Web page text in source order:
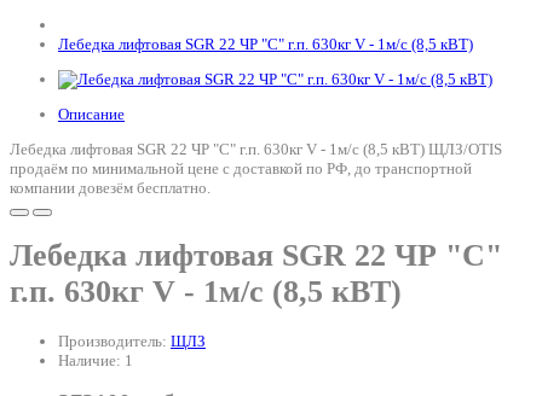
Лебедка лифтовая SGR 22 ЧР "С" г.п. 630кг V - 1м/с (8,5 кВТ)
Описание
Лебедка лифтовая SGR 22 ЧР "С" г.п. 630кг V - 1м/с (8,5 кВТ) ЩЛЗ/OTIS
продаём по минимальной цене с доставкой по РФ, до транспортной
компании довезём бесплатно.
Лебедка лифтовая SGR 22 ЧР "С"
г.п. 630кг V - 1м/с (8,5 кВТ)
Производитель: ЩЛЗ
Наличие: 1